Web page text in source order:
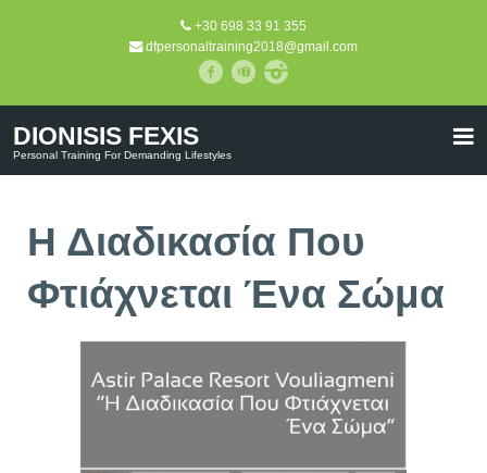
+30 698 33 91 355
dfpersonaltraining2018@gmail.com
DIONISIS FEXIS
Personal Training For Demanding Lifestyles
Η Διαδικασία Που
Φτιάχνεται Ένα Σώμα